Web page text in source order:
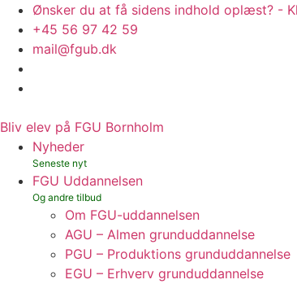
Ønsker du at få sidens indhold oplæst? -
+45 56 97 42 59
mail@fgub.dk
Bliv elev på FGU Bornholm
Nyheder
FGU Uddannelsen
Om FGU-uddannelsen
AGU – Almen grunduddannelse
PGU – Produktions grunduddannelse
EGU – Erhverv grunduddannelse